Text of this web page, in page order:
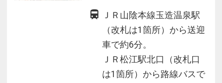
ＪＲ山陰本線玉造温泉駅
（改札は1箇所）から送迎
車で約6分。
ＪＲ松江駅北口（改札口
は1箇所）から路線バスで